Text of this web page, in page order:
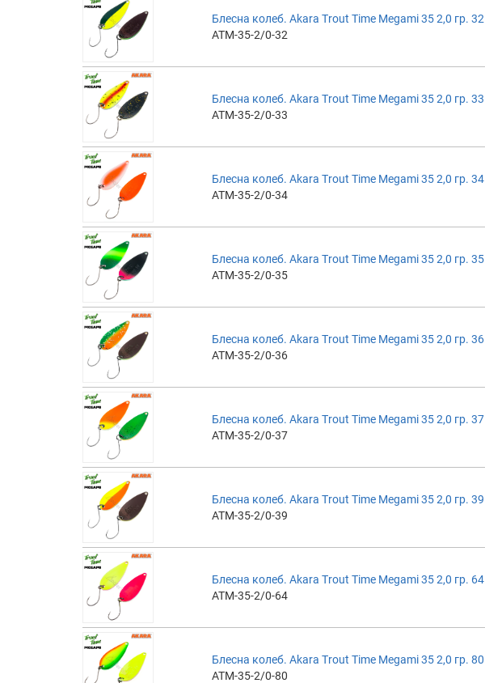
Блесна колеб. Akara Trout Time Megami 35 2,0 гр. 32
ATM-35-2/0-32
Блесна колеб. Akara Trout Time Megami 35 2,0 гр. 33
ATM-35-2/0-33
Блесна колеб. Akara Trout Time Megami 35 2,0 гр. 34
ATM-35-2/0-34
Блесна колеб. Akara Trout Time Megami 35 2,0 гр. 35
ATM-35-2/0-35
Блесна колеб. Akara Trout Time Megami 35 2,0 гр. 36
ATM-35-2/0-36
Блесна колеб. Akara Trout Time Megami 35 2,0 гр. 37
ATM-35-2/0-37
Блесна колеб. Akara Trout Time Megami 35 2,0 гр. 39
ATM-35-2/0-39
Блесна колеб. Akara Trout Time Megami 35 2,0 гр. 64
ATM-35-2/0-64
Блесна колеб. Akara Trout Time Megami 35 2,0 гр. 80
ATM-35-2/0-80